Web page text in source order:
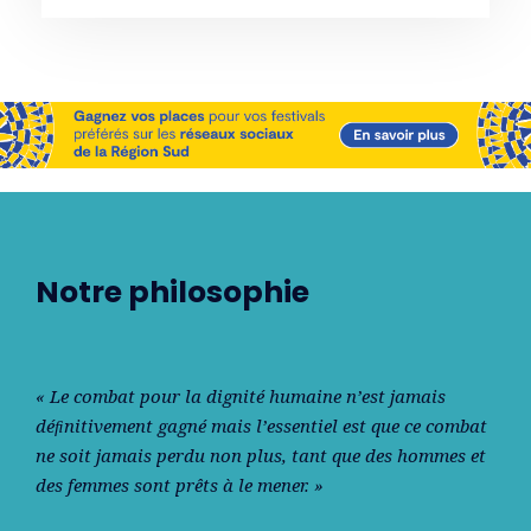
Notre philosophie
« Le combat pour la dignité humaine n’est jamais
déﬁnitivement gagné mais l’essentiel est que ce combat
ne soit jamais perdu non plus, tant que des hommes et
des femmes sont prêts à le mener. »